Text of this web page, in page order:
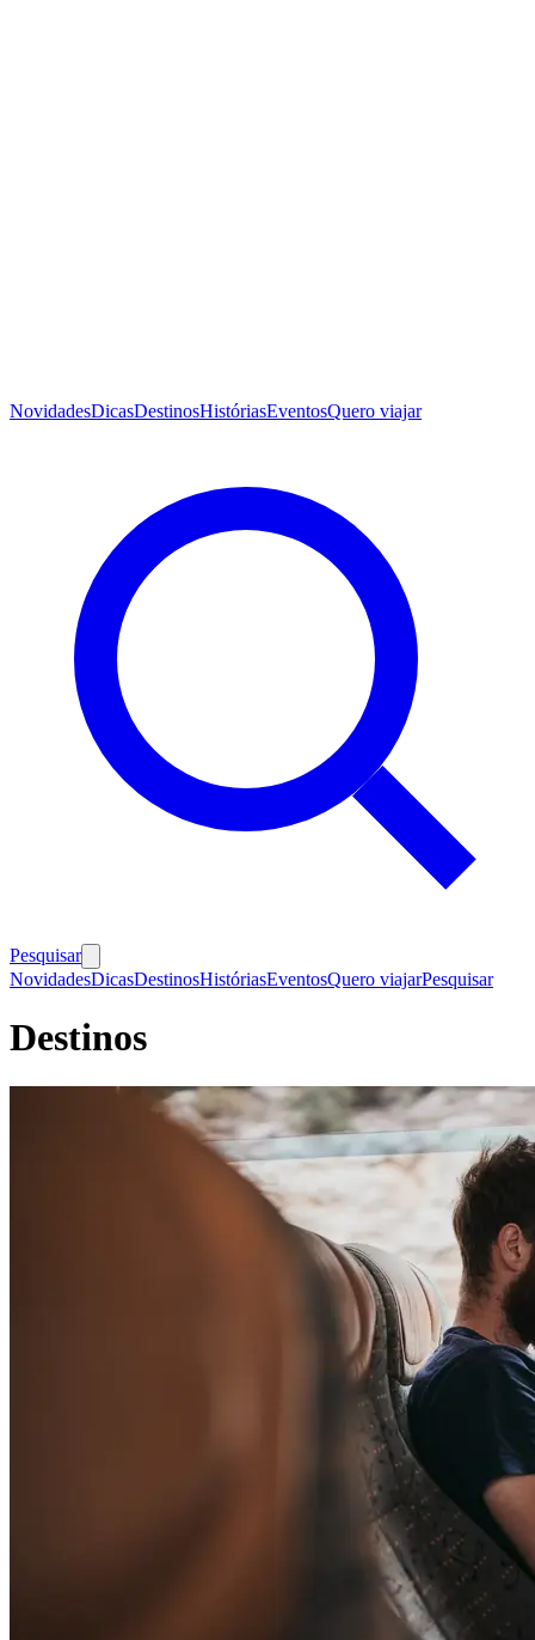
NovidadesDicasDestinosHistóriasEventosQuero viajar
Pesquisar
NovidadesDicasDestinosHistóriasEventosQuero viajarPesquisar
Destinos